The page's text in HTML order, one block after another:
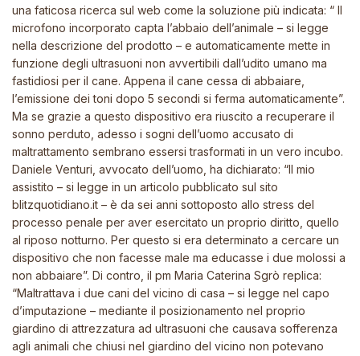
una faticosa ricerca sul web come la soluzione più indicata: “ Il
microfono incorporato capta l’abbaio dell’animale – si legge
nella descrizione del prodotto – e automaticamente mette in
funzione degli ultrasuoni non avvertibili dall’udito umano ma
fastidiosi per il cane. Appena il cane cessa di abbaiare,
l’emissione dei toni dopo 5 secondi si ferma automaticamente”.
Ma se grazie a questo dispositivo era riuscito a recuperare il
sonno perduto, adesso i sogni dell’uomo accusato di
maltrattamento sembrano essersi trasformati in un vero incubo.
Daniele Venturi, avvocato dell’uomo, ha dichiarato: “Il mio
assistito – si legge in un articolo pubblicato sul sito
blitzquotidiano.it – è da sei anni sottoposto allo stress del
processo penale per aver esercitato un proprio diritto, quello
al riposo notturno. Per questo si era determinato a cercare un
dispositivo che non facesse male ma educasse i due molossi a
non abbaiare”. Di contro, il pm Maria Caterina Sgrò replica:
“Maltrattava i due cani del vicino di casa – si legge nel capo
d’imputazione – mediante il posizionamento nel proprio
giardino di attrezzatura ad ultrasuoni che causava sofferenza
agli animali che chiusi nel giardino del vicino non potevano